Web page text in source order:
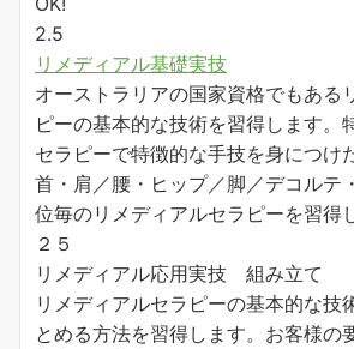
2.5
リメディアル基礎実技
オーストラリアの国家資格でもある
ピーの基本的な技術を習得します。
セラピーで特徴的な手技を身につけ
首・肩／腰・ヒップ／脚／デコルテ
位毎のリメディアルセラピーを習得
２５
リメディアル応用実技 組み立て
リメディアルセラピーの基本的な技
とめる方法を習得します。お客様の